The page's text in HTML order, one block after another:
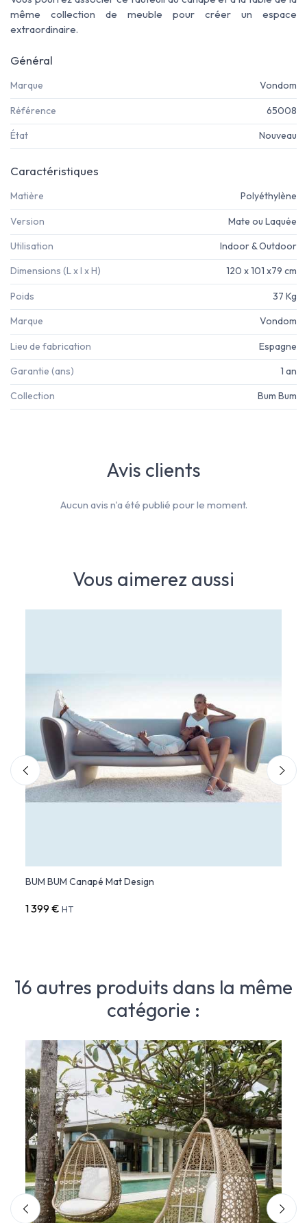
même collection de meuble pour créer un espace
extraordinaire.
Général
Marque Vondom
Référence 65008
État Nouveau
Caractéristiques
Matière Polyéthylène
Version Mate ou Laquée
Utilisation Indoor & Outdoor
Dimensions (L x l x H) 120 x 101 x79 cm
Poids 37 Kg
Marque Vondom
Lieu de fabrication Espagne
Garantie (ans) 1 an
Collection Bum Bum
Vous aimerez aussi
BUM BUM Canapé Mat Design
1 399 € HT
Avis clients
Aucun avis n'a été publié pour le moment.
16 autres produits dans la même
catégorie :